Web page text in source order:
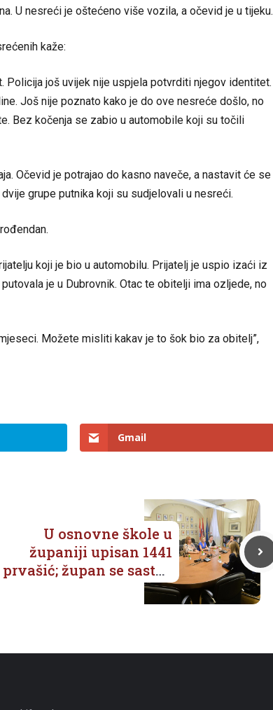
U nesreći je oštećeno više vozila, a očevid je u tijeku.
kaže:
Policija još uvijek nije uspjela potvrditi njegov identitet.
Još nije poznato kako je do ove nesreće došlo, no
Bez kočenja se zabio u automobile koji su točili
Očevid je potrajao do kasno naveče, a nastavit će se
grupe putnika koji su sudjelovali u nesreći.
koji je bio u automobilu. Prijatelj je uspio izaći iz
je u Dubrovnik. Otac te obitelji ima ozljede, no
Možete misliti kakav je to šok bio za obitelj”,
Gmail
U osnovne škole u
županiji upisan 1441
prvašić; župan se sastao
s novim ravnateljima